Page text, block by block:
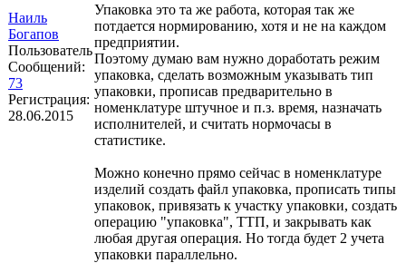
Наиль
Богапов
Пользователь
Сообщений:
73
Регистрация:
28.06.2015
Упаковка это та же работа, которая так же
потдается нормированию, хотя и не на каждом
предприятии.
Поэтому думаю вам нужно доработать режим
упаковка, сделать возможным указывать тип
упаковки, прописав предварительно в
номенклатуре штучное и п.з. время, назначать
исполнителей, и считать нормочасы в
статистике.
Можно конечно прямо сейчас в номенклатуре
изделий создать файл упаковка, прописать типы
упаковок, привязать к участку упаковки, создать
операцию "упаковка", ТТП, и закрывать как
любая другая операция. Но тогда будет 2 учета
упаковки параллельно.